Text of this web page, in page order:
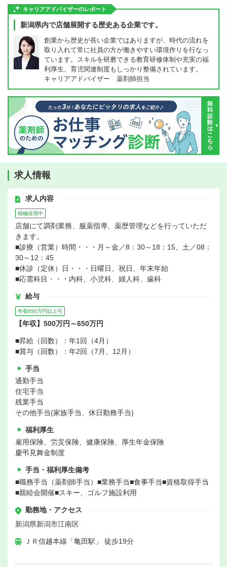
キャリアアドバイザーのレポート
新潟県内で店舗展開する歴史ある企業です。
創業から歴史が長い企業ではありますが、時代の流れを
取り入れて常に社員の方が働きやすい環境作りを行なっ
ています。スキルを研磨できる教育研修体制や充実の福
利厚生、育児関連制度もしっかり整備されています。
キャリアアドバイザー 薬剤師担当
求人情報
求人内容
積極採用中
店舗にて調剤業務、服薬指導、薬歴管理などを行っていただ
きます。
■診療（営業）時間・・・月～金／8：30～18：15、土／08：
30～12：45
■休診（定休）日・・・日曜日、祝日、年末年始
■応需科目・・・内科、小児科、婦人科、歯科
給与
年収650万円以上可
【年収】500万円～650万円
■昇給（回数）：年1回（4月）
■賞与（回数）：年2回（7月、12月）
手当
通勤手当
住宅手当
残業手当
その他手当(家族手当、休日勤務手当)
福利厚生
雇用保険、労災保険、健康保険、厚生年金保険
慶弔見舞金制度
手当・福利厚生備考
■職務手当（薬剤師手当）■業務手当■食事手当■資格取得手当
■親睦会開催■スキー、ゴルフ施設利用
勤務地・アクセス
新潟県新潟市江南区
ＪＲ信越本線「亀田駅」 徒歩19分